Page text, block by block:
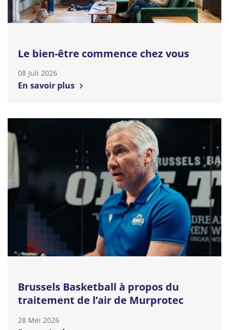
Le bien-être commence chez vous
08 Juli 2026
En savoir plus
Brussels Basketball à propos du
traitement de l’air de Murprotec
28 Mei 2026